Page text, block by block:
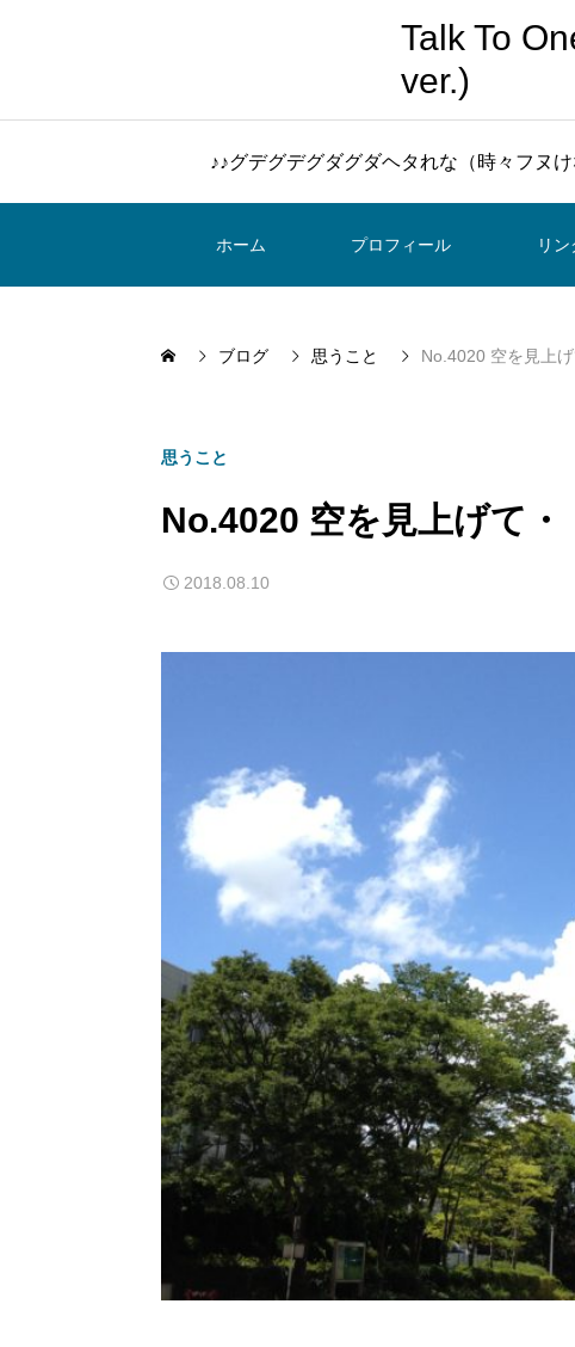
Talk To
ver.)
♪♪グデグデグダグダヘタれな（時々フヌ
ホーム プロフィール リン
ブログ 思うこと No.4020 空を見上
思うこと
No.4020 空を見上げて
2018.08.10